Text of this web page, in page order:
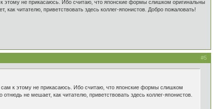
этому не прикасаюсь. Ибо считаю, что японские формы слишком оригинальны
читателю, приветствовать здесь коллег-японистов. Добро пожаловать!
#5
к этому не прикасаюсь. Ибо считаю, что японские формы слишком
не мешает, как читателю, приветствовать здесь коллег-японистов.